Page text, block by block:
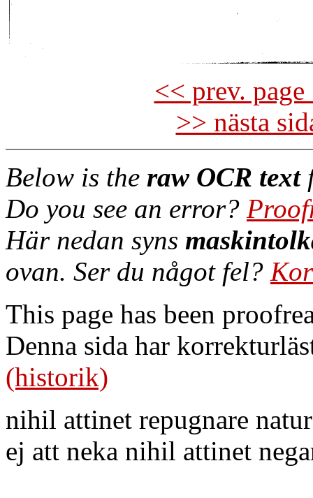
<< prev.
>> nästa
Below is the raw OCR text
Do you see an error?
Här nedan syns
ovan. Ser du något fel?
This page has been
Denna sida har
(historik)
nihil attinet repugnare
ej att neka nihil attinet